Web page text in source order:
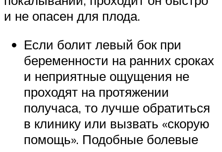
и не опасен для плода.
Если болит левый бок при
беременности на ранних сроках
и неприятные ощущения не
проходят на протяжении
получаса, то лучше обратиться
в клинику или вызвать «скорую
помощь». Подобные болевые